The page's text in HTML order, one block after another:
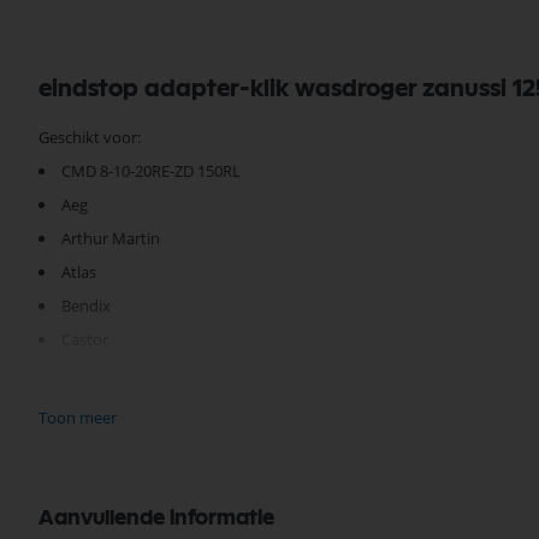
eindstop adapter-klik wasdroger zanussi
Geschikt voor:
CMD 8-10-20RE-ZD 150RL
Aeg
Arthur Martin
Atlas
Bendix
Husqvarna
Toon meer
Aanvullende informatie